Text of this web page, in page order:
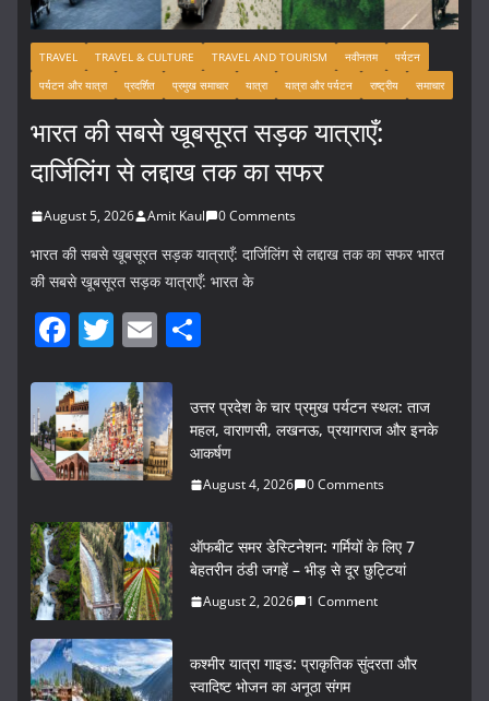
TRAVEL TRAVEL & CULTURE TRAVEL AND TOURISM नवीनतम
पर्यटन
पर्यटन और यात्रा
प्रदर्शित प्रमुख समाचार यात्रा यात्रा और पर्यटन राष्ट्रीय समाचार
भारत की सबसे खूबसूरत सड़क यात्राएँ:
दार्जिलिंग से लद्दाख तक का सफर
August 5, 2026 Amit Kaul 0 Comments
भारत की सबसे खूबसूरत सड़क यात्राएँ: दार्जिलिंग से लद्दाख तक का सफर भारत
की सबसे खूबसूरत सड़क यात्राएँ: भारत के
F
c
e
b
o
k
T
itt
er
E
ai
l
ar
e
उत्तर प्रदेश के चार प्रमुख पर्यटन स्थल: ताज
महल, वाराणसी, लखनऊ, प्रयागराज और इनके
आकर्षण
August 4, 2026 0 Comments
ऑफबीट समर डेस्टिनेशन: गर्मियों के लिए 7
बेहतरीन ठंडी जगहें – भीड़ से दूर छुट्टियां
August 2, 2026 1 Comment
कश्मीर यात्रा गाइड: प्राकृतिक सुंदरता और
स्वादिष्ट भोजन का अनूठा संगम